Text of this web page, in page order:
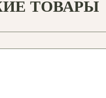
ТОВАРЫ